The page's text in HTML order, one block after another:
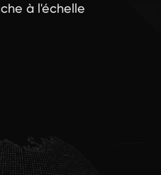
à l'échelle